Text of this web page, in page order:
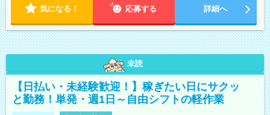
気になる！ 応募する 詳細へ
未読
【日払い・未経験歓迎！】稼ぎたい日にサクッ
と勤務！単発・週1日～自由シフトの軽作業